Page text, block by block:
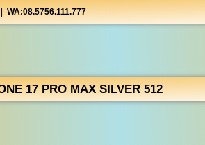
WA:08.5756.111.777
17 PRO MAX SILVER 512